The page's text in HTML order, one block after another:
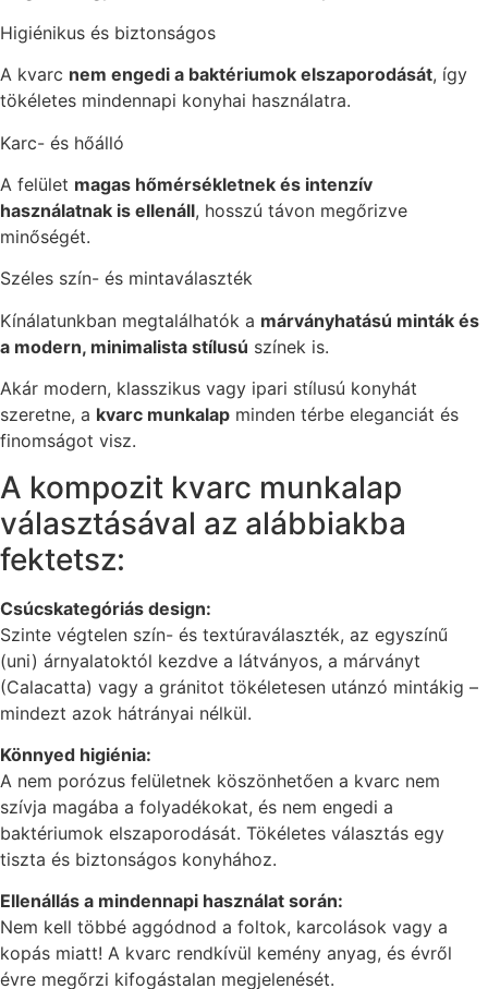
Higiénikus és biztonságos
A kvarc nem engedi a baktériumok elszaporodását, így
tökéletes mindennapi konyhai használatra.
Karc- és hőálló
A felület magas hőmérsékletnek és intenzív
használatnak is ellenáll, hosszú távon megőrizve
minőségét.
Széles szín- és mintaválaszték
Kínálatunkban megtalálhatók a márványhatású minták és
a modern, minimalista stílusú színek is.
Akár modern, klasszikus vagy ipari stílusú konyhát
szeretne, a kvarc munkalap minden térbe eleganciát és
finomságot visz.
A kompozit kvarc munkalap
választásával az alábbiakba
fektetsz:
Csúcskategóriás design:
Szinte végtelen szín- és textúraválaszték, az egyszínű
(uni) árnyalatoktól kezdve a látványos, a márványt
(Calacatta) vagy a gránitot tökéletesen utánzó mintákig –
mindezt azok hátrányai nélkül.
Könnyed higiénia:
A nem porózus felületnek köszönhetően a kvarc nem
szívja magába a folyadékokat, és nem engedi a
baktériumok elszaporodását. Tökéletes választás egy
tiszta és biztonságos konyhához.
Ellenállás a mindennapi használat során:
Nem kell többé aggódnod a foltok, karcolások vagy a
kopás miatt! A kvarc rendkívül kemény anyag, és évről
évre megőrzi kifogástalan megjelenését.